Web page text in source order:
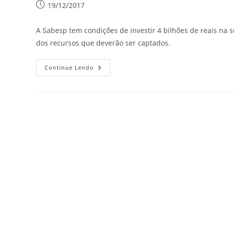
19/12/2017
A Sabesp tem condições de investir 4 bilhões de reais na
dos recursos que deverão ser captados.
Continue Lendo